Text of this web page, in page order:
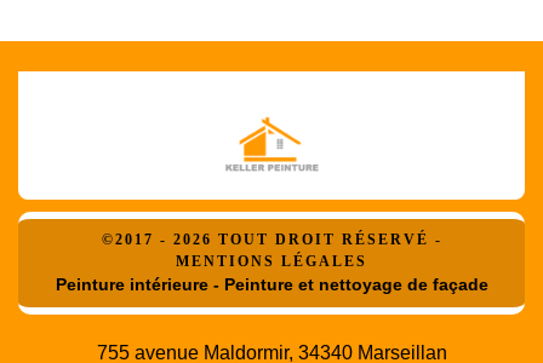
©2017 - 2026 TOUT DROIT RÉSERVÉ -
MENTIONS LÉGALES
Peinture intérieure - Peinture et nettoyage de façade
755 avenue Maldormir, 34340 Marseillan